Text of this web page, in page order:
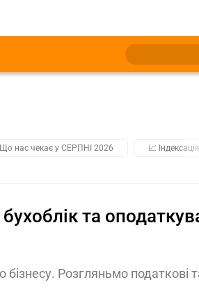
нас чекає у СЕРПНІ 2026 📈
та
Розгляньмо податкові